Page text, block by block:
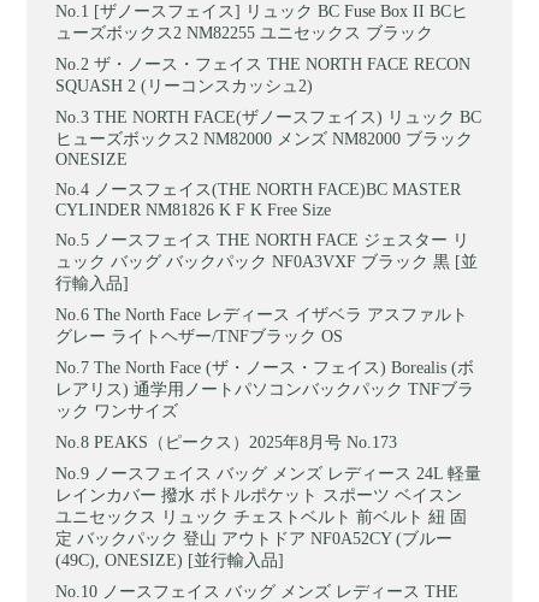
[ザノースフェイス] リュック BC Fuse Box II BCヒ
ューズボックス2 NM82255 ユニセックス ブラック
ザ・ノース・フェイス THE NORTH FACE RECON
SQUASH 2 (リーコンスカッシュ2)
THE NORTH FACE(ザノースフェイス) リュック BC
ヒューズボックス2 NM82000 メンズ NM82000 ブラック
ONESIZE
ノースフェイス(THE NORTH FACE)BC MASTER
CYLINDER NM81826 K F K Free Size
ノースフェイス THE NORTH FACE ジェスター リ
ュック バッグ バックパック NF0A3VXF ブラック 黒 [並
行輸入品]
The North Face レディース イザベラ アスファルト
グレー ライトヘザー/TNFブラック OS
The North Face (ザ・ノース・フェイス) Borealis (ボ
レアリス) 通学用ノートパソコンバックパック TNFブラ
ック ワンサイズ
PEAKS（ピークス）2025年8月号 No.173
ノースフェイス バッグ メンズ レディース 24L 軽量
レインカバー 撥水 ボトルポケット スポーツ ベイスン
ユニセックス リュック チェストベルト 前ベルト 紐 固
定 バックパック 登山 アウトドア NF0A52CY (ブルー
(49C), ONESIZE) [並行輸入品]
ノースフェイス バッグ メンズ レディース THE